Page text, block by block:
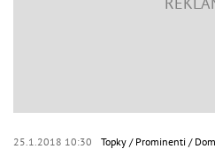
25.1.2018 10:30 Topky Prominenti